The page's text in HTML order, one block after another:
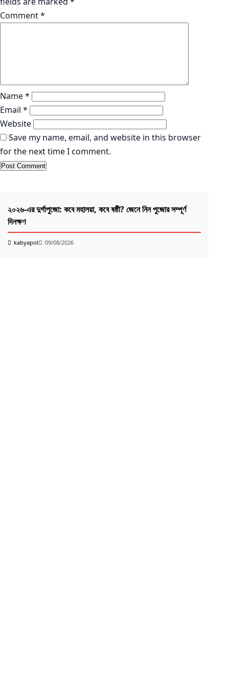
Comment*
Name*
Email *
Website
Save my name, email, and website in this browser
for the next time I comment.
২০২৬-এর দুর্গাপুজো: কবে মহালয়া, কবে ষষ্ঠী? জেনে নিন পুজোর সম্পূর্ণ
দিনক্ষণ
kabyapot 09/08/2026